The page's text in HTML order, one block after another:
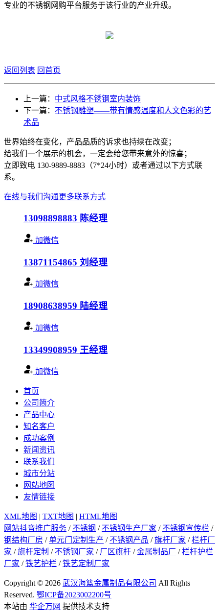
专业的不锈钢网购平台服务于该行业的产业升级。
返回列表 回首页
上一篇： 中式风格不锈钢室内装饰
下一篇： 不锈钢雕塑——带有情感温度和人文色彩的艺
术品
世界始终在变化，产品品质的诉求也持续在改变；
给我们一个展示的机会，一定会给您带来意外的惊喜；
立即致电 130-9889-8883（7*24小时）或者通过以下方式联
系。
在线与我们沟通更多联系方式
13098898883 陈经理
加微信
13871154865 刘经理
加微信
18908638959 陆经理
加微信
13349908959 王经理
加微信
首页
公司简介
产品中心
知名客户
成功案例
新闻资讯
联系我们
城市分站
网站地图
友情链接
XML地图 | TXT地图 | HTML地图
网站抖音推广服务 / 不锈钢 / 不锈钢生产厂家 / 不锈钢宣传栏 /
钢结构厂房 /单元门定制生产 / 不锈钢产品 /旗杆厂家 /栏杆厂
家 /旗杆定制 / 不锈钢厂家 / 厂区旗杆 /金属制品厂 /栏杆护栏
厂家 /铁艺护栏 /铁艺定制厂家
Copyright © 2026 武汉海篮金属制品有限公司 All Rights
Reserved. 鄂ICP备2023002200号
本站由 华企万网 提供技术支持